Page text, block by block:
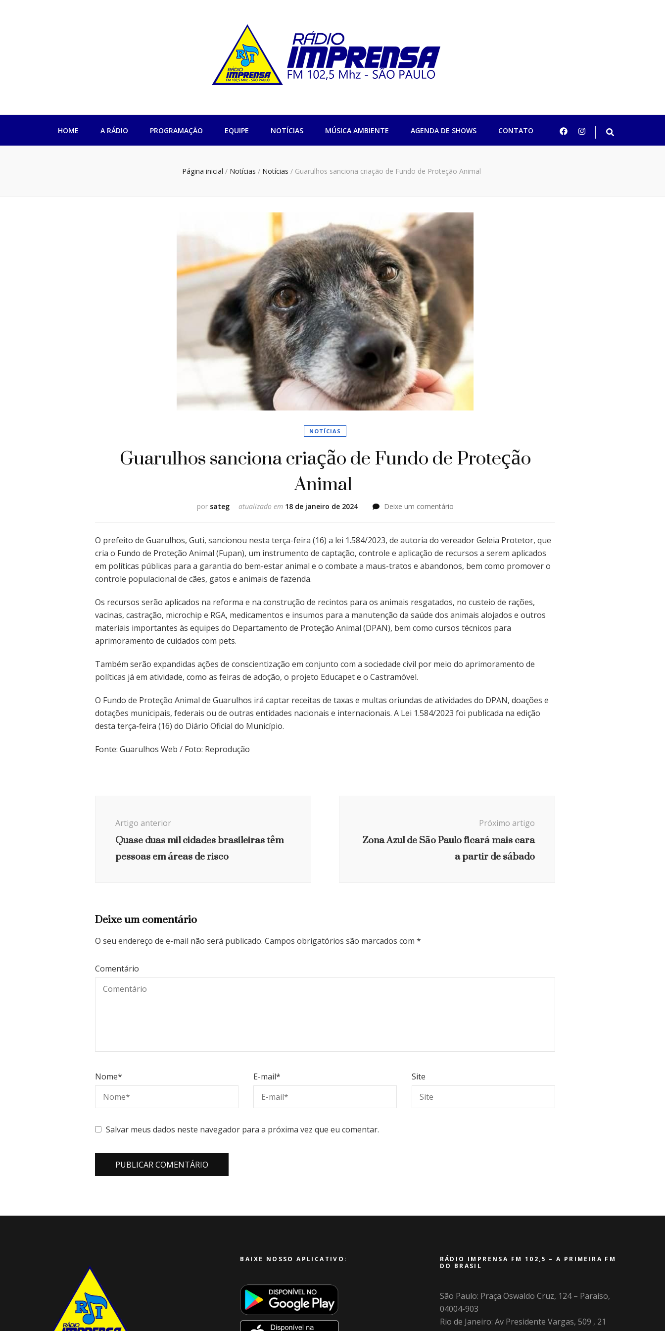
Rádio Imprensa 102,5 São Paulo
HOME A RÁDIO PROGRAMAÇÃO EQUIPE NOTÍCIAS MÚSICA AMBIENTE AGENDA DE SHOWS CONTATO
Página inicial / Notícias / Notícias / Guarulhos sanciona criação de Fundo de Proteção Animal
NOTÍCIAS
Guarulhos sanciona criação de Fundo de Proteção
Animal
por sateg atualizado em 18 de janeiro de 2024 Deixe um comentárioem
criação
Fundo
de
O prefeito de Guarulhos, Guti, sancionou nesta terça-feira (16) a lei 1.584/2023, de autoria do vereador Geleia Protetor, que
cria o Fundo de Proteção Animal (Fupan), um instrumento de captação, controle e aplicação de recursos a serem aplicados
em políticas públicas para a garantia do bem-estar animal e o combate a maus-tratos e abandonos, bem como promover o
controle populacional de cães, gatos e animais de fazenda.
Os recursos serão aplicados na reforma e na construção de recintos para os animais resgatados, no custeio de rações,
vacinas, castração, microchip e RGA, medicamentos e insumos para a manutenção da saúde dos animais alojados e outros
materiais importantes às equipes do Departamento de Proteção Animal (DPAN), bem como cursos técnicos para
aprimoramento de cuidados com pets.
Também serão expandidas ações de conscientização em conjunto com a sociedade civil por meio do aprimoramento de
políticas já em atividade, como as feiras de adoção, o projeto Educapet e o Castramóvel.
O Fundo de Proteção Animal de Guarulhos irá captar receitas de taxas e multas oriundas de atividades do DPAN, doações e
dotações municipais, federais ou de outras entidades nacionais e internacionais. A Lei 1.584/2023 foi publicada na edição
desta terça-feira (16) do Diário Oficial do Município.
Fonte: Guarulhos Web / Foto: Reprodução
postArtigo anterior
Quase duas mil cidades brasileiras têm
pessoas em áreas de risco
Próximo artigo
Zona Azul de São Paulo ficará mais cara
a partir de sábado
Deixe um comentário
O seu endereço de e-mail não será publicado. Campos obrigatórios são marcados com *
Comentário
Nome* E-mail* Site
Salvar meus dados neste navegador para a próxima vez que eu comentar.
BAIXE NOSSO APLICATIVO:
RÁDIO IMPRENSA FM 102,5 – A PRIMEIRA FM
DO BRASIL
São Paulo: Praça Oswaldo Cruz, 124 – Paraíso,
04004-903
Rio de Janeiro: Av Presidente Vargas, 509 , 21